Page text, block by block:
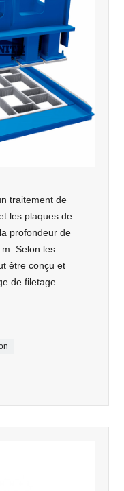
traitement de
les plaques de
profondeur de
Selon les
être conçu et
de filetage